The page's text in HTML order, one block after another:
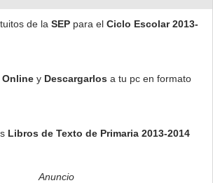
de la SEP para el Ciclo Escolar 2013-
Online y Descargarlos a tu pc en formato
Libros de Texto de Primaria 2013-2014
Anuncio